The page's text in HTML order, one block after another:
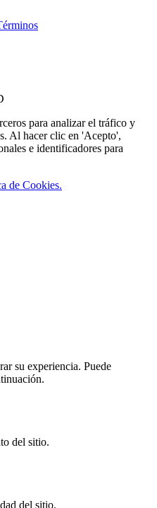
para analizar el tráfico y
Al hacer clic en 'Acepto',
e identificadores para
de Cookies.
su experiencia. Puede
del sitio.
del sitio.